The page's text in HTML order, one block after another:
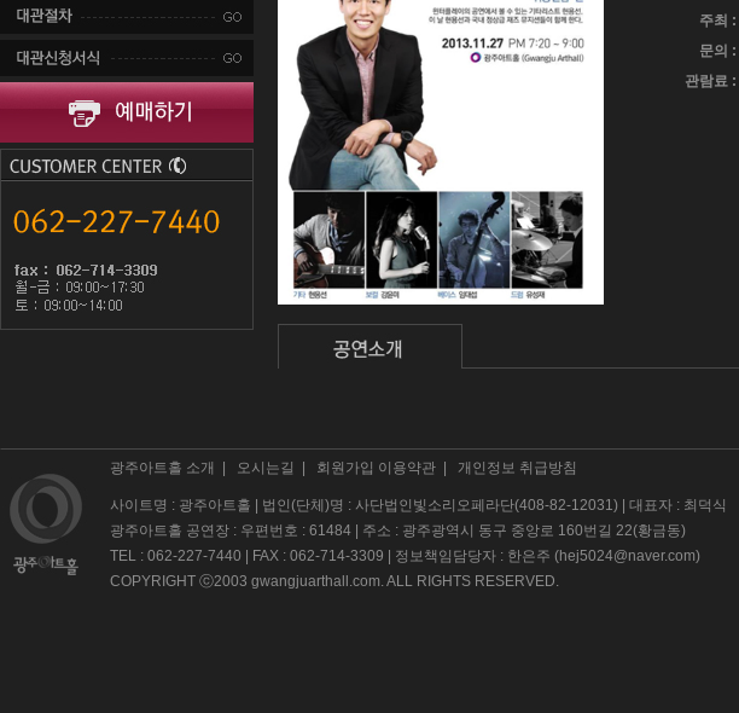
주최 :
문의 :
관람료 :
광주아트홀 소개 오시는길 회원가입 이용약관 개인정보 취급방침
사이트명 : 광주아트홀 | 법인(단체)명 : 사단법인빛소리오페라단(408-82-12031) | 대표자 : 최덕식
광주아트홀 공연장 : 우편번호 : 61484 | 주소 : 광주광역시 동구 중앙로 160번길 22(황금동)
TEL : 062-227-7440 | FAX : 062-714-3309 | 정보책임담당자 : 한은주 (hej5024@naver.com)
COPYRIGHT ⓒ2003 gwangjuarthall.com. ALL RIGHTS RESERVED.